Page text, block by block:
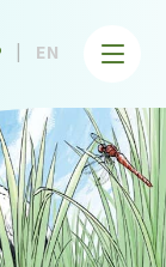
ラスト
EN